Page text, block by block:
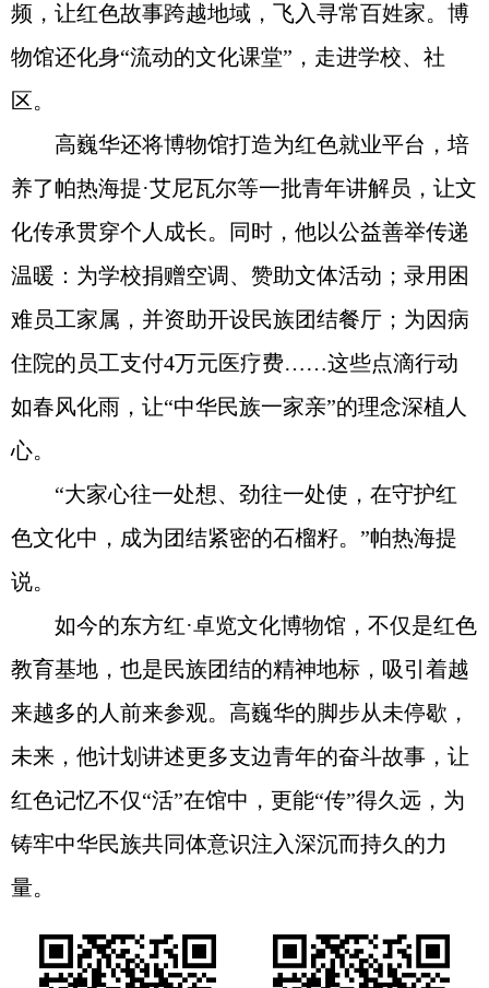
频，让红色故事跨越地域，飞入寻常百姓家。博
物馆还化身“流动的文化课堂”，走进学校、社
区。
高巍华还将博物馆打造为红色就业平台，培
养了帕热海提·艾尼瓦尔等一批青年讲解员，让文
化传承贯穿个人成长。同时，他以公益善举传递
温暖：为学校捐赠空调、赞助文体活动；录用困
难员工家属，并资助开设民族团结餐厅；为因病
住院的员工支付4万元医疗费……这些点滴行动
如春风化雨，让“中华民族一家亲”的理念深植人
心。
“大家心往一处想、劲往一处使，在守护红
色文化中，成为团结紧密的石榴籽。”帕热海提
说。
如今的东方红·卓览文化博物馆，不仅是红色
教育基地，也是民族团结的精神地标，吸引着越
来越多的人前来参观。高巍华的脚步从未停歇，
未来，他计划讲述更多支边青年的奋斗故事，让
红色记忆不仅“活”在馆中，更能“传”得久远，为
铸牢中华民族共同体意识注入深沉而持久的力
量。